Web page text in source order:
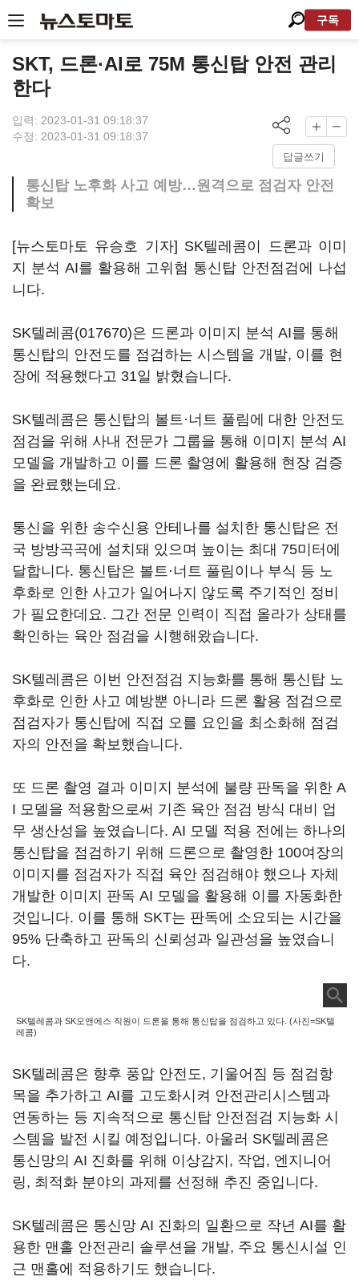
구독
SKT, 드론·AI로 75M 통신탑 안전 관리
한다
입력: 2023-01-31 09:18:37
수정: 2023-01-31 09:18:37
답글쓰기
통신탑 노후화 사고 예방…원격으로 점검자 안전
확보
[뉴스토마토 유승호 기자] SK텔레콤이 드론과 이미
지 분석 AI를 활용해 고위험 통신탑 안전점검에 나섭
니다.
SK텔레콤(017670)은 드론과 이미지 분석 AI를 통해
통신탑의 안전도를 점검하는 시스템을 개발, 이를 현
장에 적용했다고 31일 밝혔습니다.
SK텔레콤은 통신탑의 볼트·너트 풀림에 대한 안전도
점검을 위해 사내 전문가 그룹을 통해 이미지 분석 AI
모델을 개발하고 이를 드론 촬영에 활용해 현장 검증
을 완료했는데요.
통신을 위한 송수신용 안테나를 설치한 통신탑은 전
국 방방곡곡에 설치돼 있으며 높이는 최대 75미터에
달합니다. 통신탑은 볼트·너트 풀림이나 부식 등 노
후화로 인한 사고가 일어나지 않도록 주기적인 정비
가 필요한데요. 그간 전문 인력이 직접 올라가 상태를
확인하는 육안 점검을 시행해왔습니다.
SK텔레콤은 이번 안전점검 지능화를 통해 통신탑 노
후화로 인한 사고 예방뿐 아니라 드론 활용 점검으로
점검자가 통신탑에 직접 오를 요인을 최소화해 점검
자의 안전을 확보했습니다.
또 드론 촬영 결과 이미지 분석에 불량 판독을 위한 A
I 모델을 적용함으로써 기존 육안 점검 방식 대비 업
무 생산성을 높였습니다. AI 모델 적용 전에는 하나의
통신탑을 점검하기 위해 드론으로 촬영한 100여장의
이미지를 점검자가 직접 육안 점검해야 했으나 자체
개발한 이미지 판독 AI 모델을 활용해 이를 자동화한
것입니다. 이를 통해 SKT는 판독에 소요되는 시간을
95% 단축하고 판독의 신뢰성과 일관성을 높였습니
다.
SK텔레콤과 SK오앤에스 직원이 드론을 통해 통신탑을 점검하고 있다. (사진=SK텔
레콤)
SK텔레콤은 향후 풍압 안전도, 기울어짐 등 점검항
목을 추가하고 AI를 고도화시켜 안전관리시스템과
연동하는 등 지속적으로 통신탑 안전점검 지능화 시
스템을 발전 시킬 예정입니다. 아울러 SK텔레콤은
통신망의 AI 진화를 위해 이상감지, 작업, 엔지니어
링, 최적화 분야의 과제를 선정해 추진 중입니다.
SK텔레콤은 통신망 AI 진화의 일환으로 작년 AI를 활
용한 맨홀 안전관리 솔루션을 개발, 주요 통신시설 인
근 맨홀에 적용하기도 했습니다.